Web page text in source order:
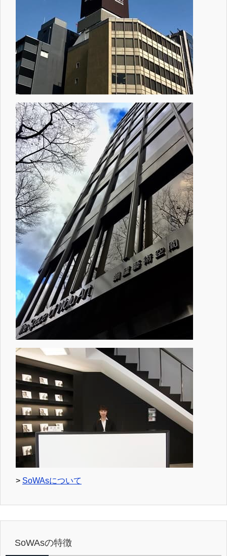
> SoWAsについて
SoWAsの特徴